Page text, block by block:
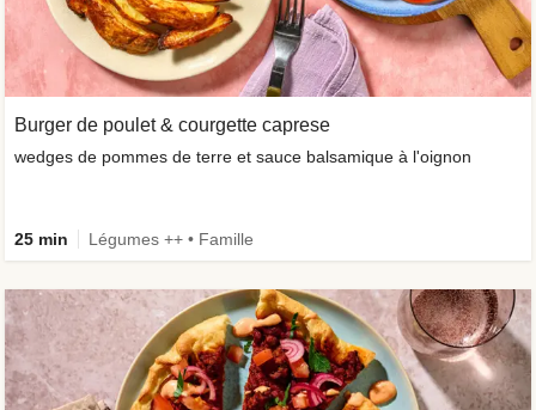
Burger de poulet & courgette caprese
wedges de pommes de terre et sauce balsamique à l'oignon
25 min Légumes ++ • Famille